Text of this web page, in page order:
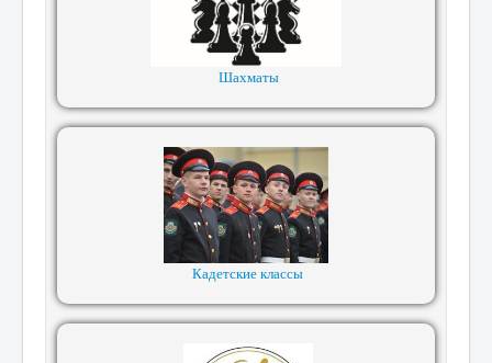
Шахматы
Кадетские классы